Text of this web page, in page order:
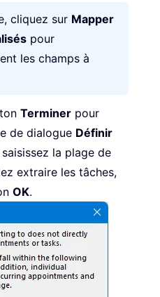
cliquez sur Mapper
pour
les champs à
Terminer pour
de dialogue Définir
saisissez la plage de
extraire les tâches,
OK.